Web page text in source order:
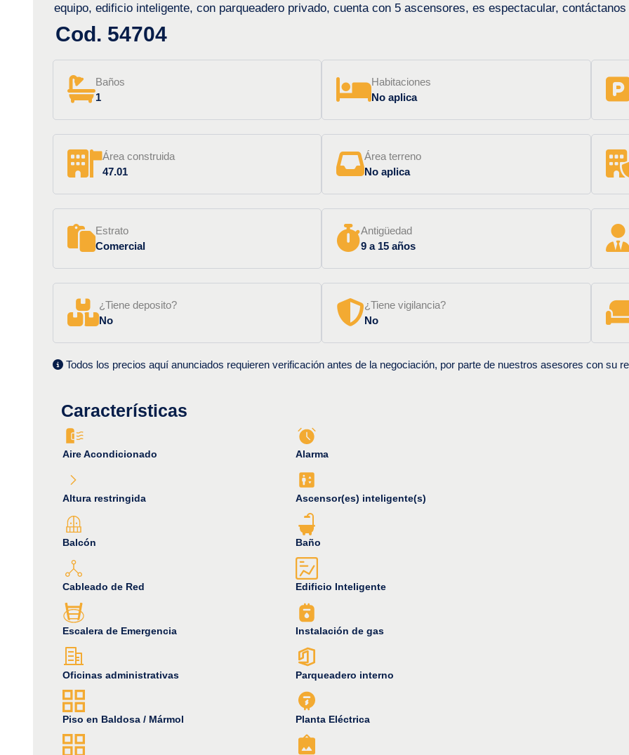
equipo, edificio inteligente, con parqueadero privado, cuenta con 5 ascensores, es espectacular, contáctanos
Cod. 54704
Baños
1
Habitaciones
No aplica
Área construida
47.01
Área terreno
No aplica
Estrato
Comercial
Antigüedad
9 a 15 años
¿Tiene deposito?
No
¿Tiene vigilancia?
No
Todos los precios aquí anunciados requieren verificación antes de la negociación, por parte de nuestros asesores con su
Características
Aire Acondicionado Alarma
Altura restringida Ascensor(es) inteligente(s)
Balcón Baño
Cableado de Red Edificio Inteligente
Escalera de Emergencia Instalación de gas
Oficinas administrativas Parqueadero interno
Piso en Baldosa / Mármol Planta Eléctrica